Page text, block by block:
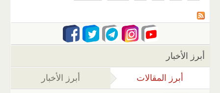
أبرز الأخبار
أبرز المقالات (علامة التبويب النشطة)
أبرز الأخبار